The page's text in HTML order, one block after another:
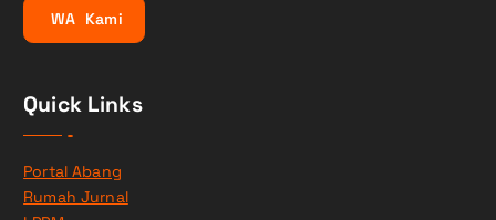
WA Kami
Quick Links
Portal Abang
Rumah Jurnal